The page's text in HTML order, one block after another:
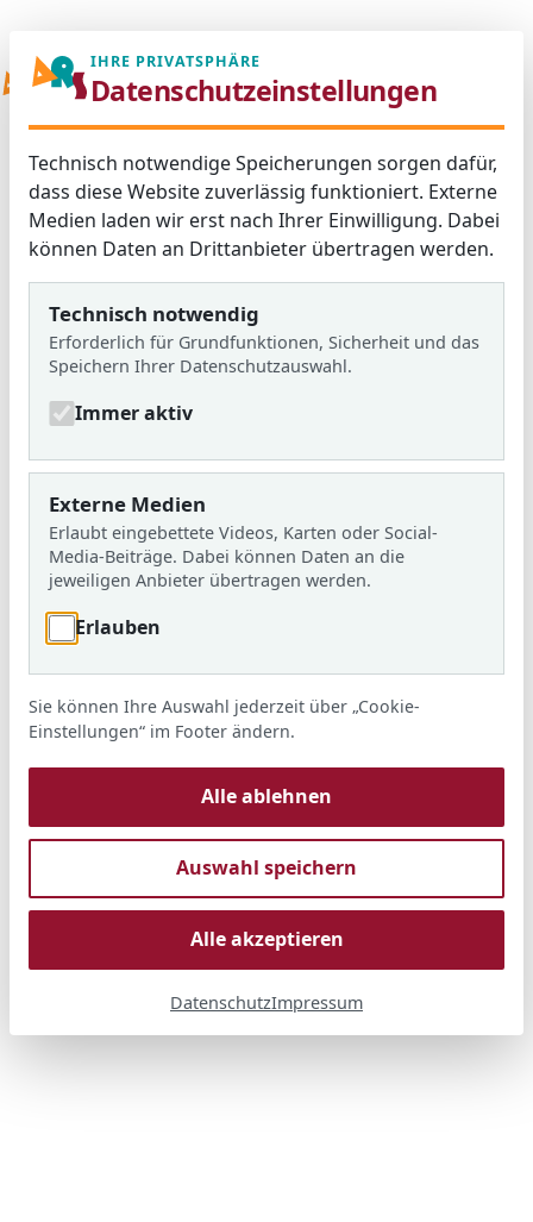
IHRE PRIVATSPHÄRE
Datenschutzeinstellungen
Technisch notwendige Speicherungen sorgen dafür,
dass diese Website zuverlässig funktioniert. Externe
Medien laden wir erst nach Ihrer Einwilligung. Dabei
können Daten an Drittanbieter übertragen werden.
Technisch notwendig
Erforderlich für Grundfunktionen, Sicherheit und das
Speichern Ihrer Datenschutzauswahl.
Immer aktiv
Externe Medien
Erlaubt eingebettete Videos, Karten oder Social-
Media-Beiträge. Dabei können Daten an die
jeweiligen Anbieter übertragen werden.
Erlauben
Sie können Ihre Auswahl jederzeit über „Cookie-
Einstellungen“ im Footer ändern.
Alle ablehnen
Auswahl speichern
Alle akzeptieren
DatenschutzImpressum